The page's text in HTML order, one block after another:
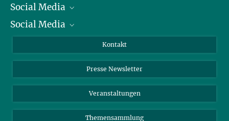
Präsident
Zahlen und Fakten
Social Media
Bluesky
TikTok
Social Media
Instagram
YouTube
Kontakt
Presse Newsletter
Veranstaltungen
Themensammlung